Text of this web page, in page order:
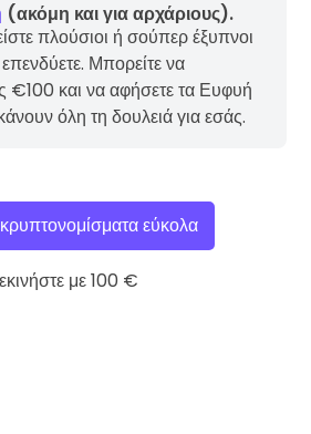
(ακόμη και για αρχάριους).
πλούσιοι ή σούπερ έξυπνοι
Μπορείτε να
€100 και να αφήσετε τα Ευφυή
όλη τη δουλειά για εσάς.
εύκολα
με 100 €